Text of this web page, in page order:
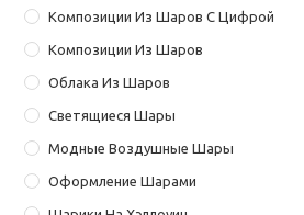
Композиции Из Шаров С Цифрой
Композиции Из Шаров
Облака Из Шаров
Светящиеся Шары
Модные Воздушные Шары
Оформление Шарами